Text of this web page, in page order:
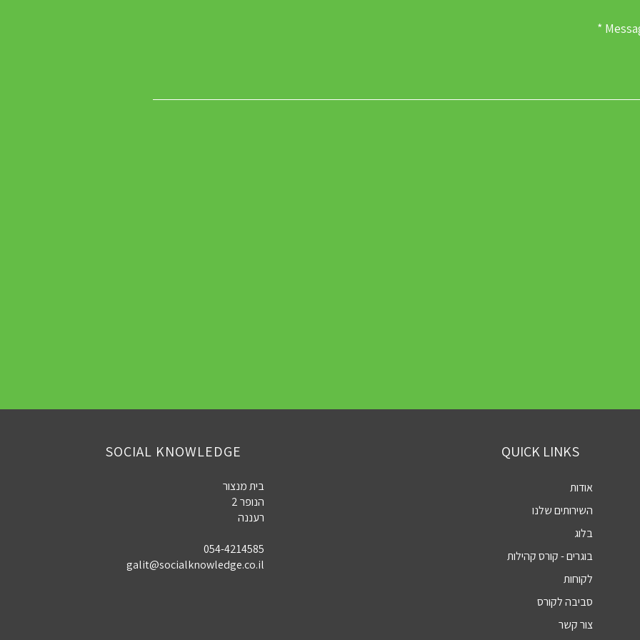
SOCIAL KNOWLEDGE
בית מנצור
הנופר 2
רעננה
054-4214585
galit@socialknowledge.co.il
QUICK LINKS
אודות
השירותים שלנו
בלוג
בוגרים - קורס קהילות
לקוחות
סביבה לקורס
צור קשר